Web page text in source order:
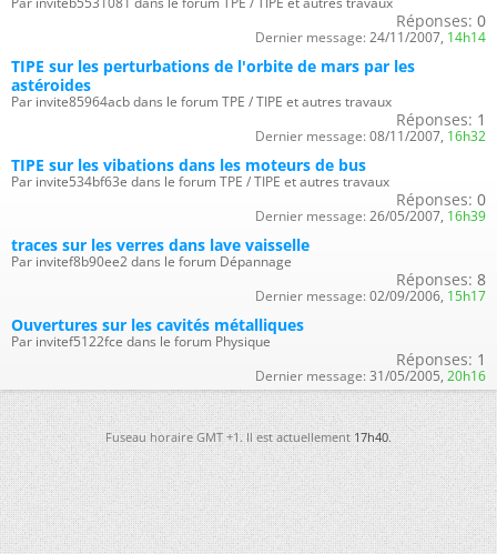
Réponses: 0
Dernier message: 24/11/2007, 14h14
TIPE sur les perturbations de l'orbite de mars par les
astéroides
Par invite85964acb dans le forum TPE / TIPE et autres travaux
Réponses: 1
Dernier message: 08/11/2007, 16h32
TIPE sur les vibations dans les moteurs de bus
Par invite534bf63e dans le forum TPE / TIPE et autres travaux
Réponses: 0
Dernier message: 26/05/2007, 16h39
traces sur les verres dans lave vaisselle
Par invitef8b90ee2 dans le forum Dépannage
Réponses: 8
Dernier message: 02/09/2006, 15h17
Ouvertures sur les cavités métalliques
Par invitef5122fce dans le forum Physique
Réponses: 1
Dernier message: 31/05/2005, 20h16
Fuseau horaire GMT +1. Il est actuellement17h40.